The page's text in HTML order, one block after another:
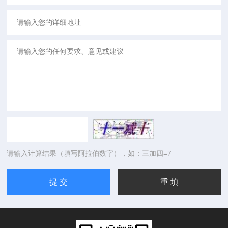
请输入计算结果（填写阿拉伯数字），如：三加四=7